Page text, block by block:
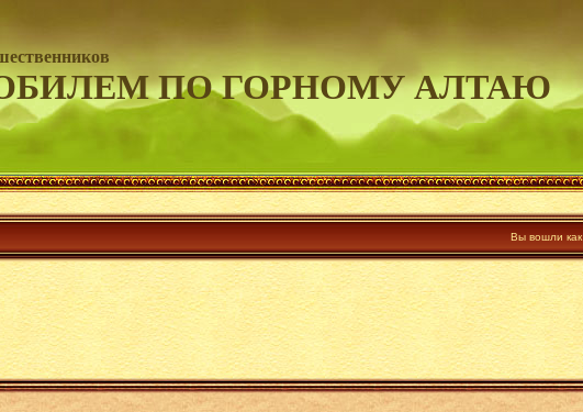
ПО ГОРНОМУ АЛТАЮ
Вы вошли как